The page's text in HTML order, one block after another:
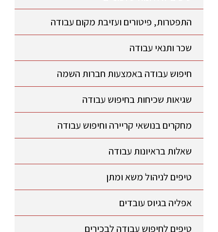
התפטרות, פיטורים ועזיבת מקום עבודה
שכר ותנאי עבודה
חיפוש עבודה באמצעות חברות השמה
שגיאות שכיחות בחיפוש עבודה
מחקרים בנושאי קריירה וחיפוש עבודה
שאלות בראיונות עבודה
טיפים לניהול משא ומתן
אפליה בגיוס עובדים
טיפים לחיפוש עבודה לבכירים